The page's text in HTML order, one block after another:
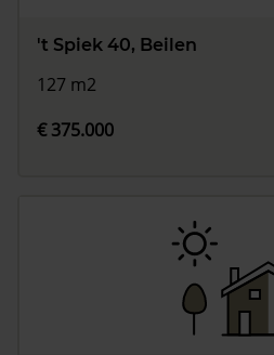
't Spiek 40, Beilen
127 m2
€ 375.000